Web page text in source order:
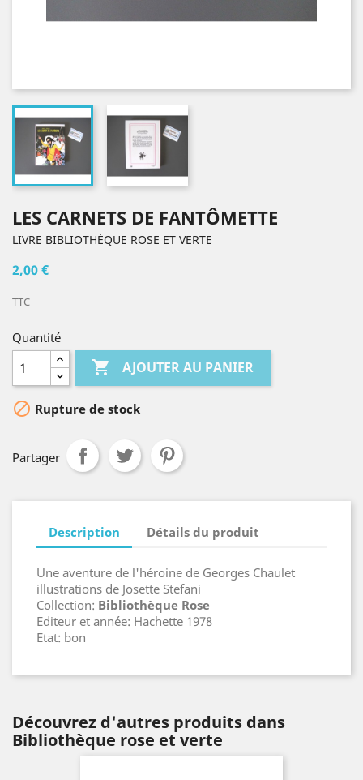
LES CARNETS DE FANTÔMETTE
LIVRE BIBLIOTHÈQUE ROSE ET VERTE
2,00 €
TTC
Quantité
 AJOUTER AU PANIER
 Rupture de stock
Partager
Description Détails du produit
Une aventure de l'héroine de Georges Chaulet
illustrations de Josette Stefani
Collection: Bibliothèque Rose
Editeur et année: Hachette 1978
Etat: bon
Découvrez d'autres produits dans
Bibliothèque rose et verte